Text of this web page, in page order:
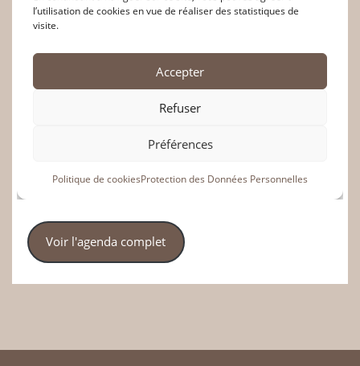
Voir l'agenda complet